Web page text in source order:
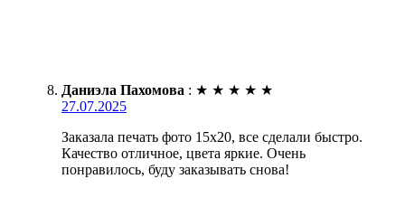
Даниэла Пахомова : ★ ★ ★ ★ ★
27.07.2025
Заказала печать фото 15х20, все сделали быстро.
Качество отличное, цвета яркие. Очень
понравилось, буду заказывать снова!